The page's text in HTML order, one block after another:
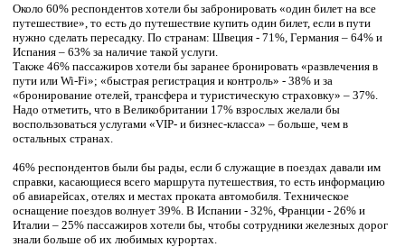
Около 60% респондентов хотели бы забронировать «один билет на все
путешествие», то есть до путешествие купить один билет, если в пути
нужно сделать пересадку. По странам: Швеция - 71%, Германия – 64% и
Испания – 63% за наличие такой услуги.
Также 46% пассажиров хотели бы заранее бронировать «развлечения в
пути или Wi-Fi»; «быстрая регистрация и контроль» - 38% и за
«бронирование отелей, трансфера и туристическую страховку» – 37%.
Надо отметить, что в Великобритании 17% взрослых желали бы
воспользоваться услугами «VIP- и бизнес-класса» – больше, чем в
остальных странах.
46% респондентов были бы рады, если б служащие в поездах давали им
справки, касающиеся всего маршрута путешествия, то есть информацию
об авиарейсах, отелях и местах проката автомобиля. Техническое
оснащение поездов волнует 39%. В Испании - 32%, Франции - 26% и
Италии – 25% пассажиров хотели бы, чтобы сотрудники железных дорог
знали больше об их любимых курортах.